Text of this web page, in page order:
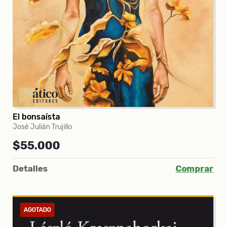
El bonsaísta
José Julián Trujillo
$55.000
Detalles Comprar
AGOTADO